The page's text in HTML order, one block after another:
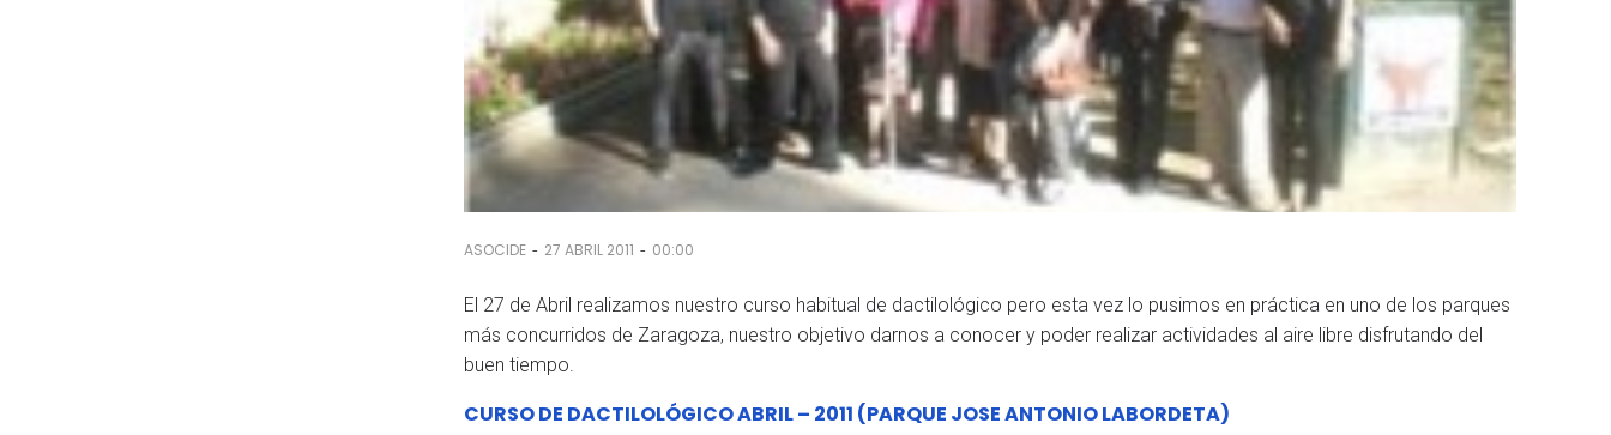
ASOCIDE - 27 ABRIL 2011 - 00:00
El 27 de Abril realizamos nuestro curso habitual de dactilológico pero esta vez lo pusimos en práctica en uno de los parques
más concurridos de Zaragoza, nuestro objetivo darnos a conocer y poder realizar actividades al aire libre disfrutando del
buen tiempo.
CURSO DE DACTILOLÓGICO ABRIL – 2011 (PARQUE JOSE ANTONIO LABORDETA)